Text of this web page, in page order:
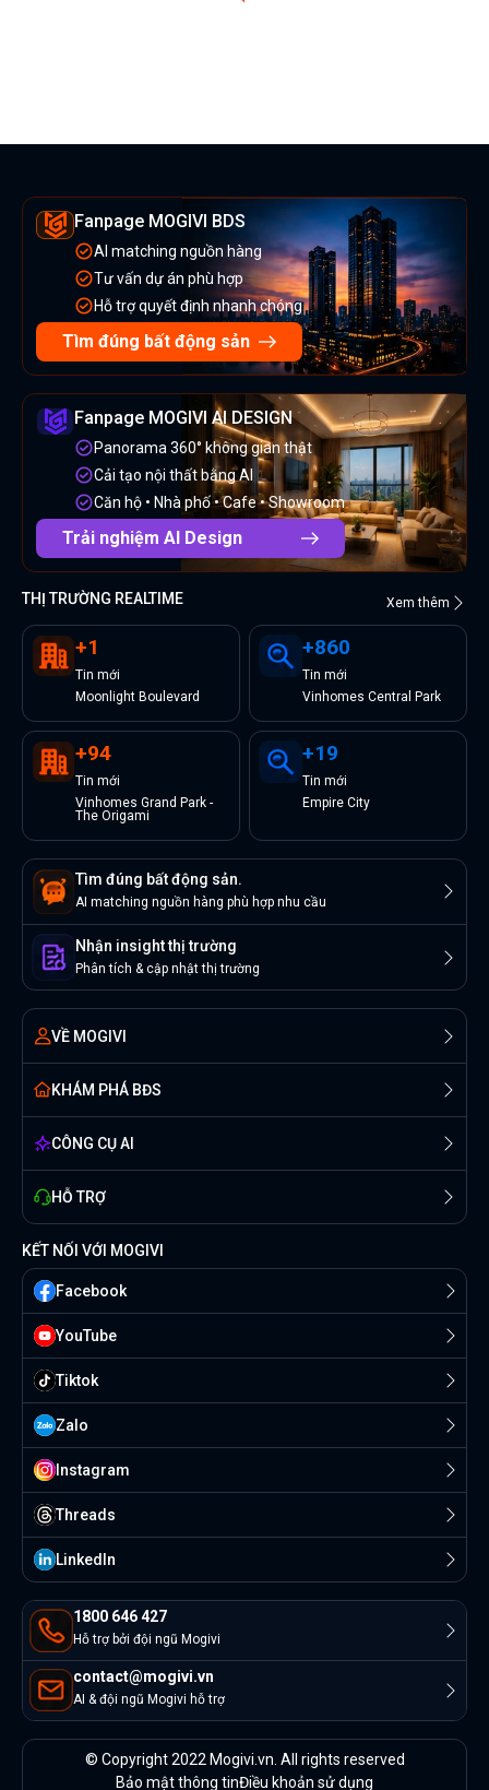
Fanpage MOGIVI BDS
AI matching nguồn hàng
Tư vấn dự án phù hợp
Hỗ trợ quyết định nhanh chóng
Tìm đúng bất động sản
Fanpage MOGIVI AI DESIGN
Panorama 360° không gian thật
Cải tạo nội thất bằng AI
Căn hộ • Nhà phố • Cafe • Showroom
Trải nghiệm AI Design
THỊ TRƯỜNG REALTIME Xem thêm
+1
Tin mới
Moonlight Boulevard
+860
Tin mới
Vinhomes Central Park
+94
Tin mới
Vinhomes Grand Park -
The Origami
+19
Tin mới
Empire City
Tìm đúng bất động sản.
AI matching nguồn hàng phù hợp nhu cầu
Nhận insight thị trường
Phân tích & cập nhật thị trường
VỀ MOGIVI
KHÁM PHÁ BĐS
CÔNG CỤ AI
HỖ TRỢ
1800 646 427
Hỗ trợ bởi đội ngũ Mogivi
contact@mogivi.vn
AI & đội ngũ Mogivi hỗ trợ
KẾT NỐI VỚI MOGIVI
Facebook
YouTube
Tiktok
Zalo
Instagram
Threads
Linkedln
© Copyright 2022 Mogivi.vn. All rights reserved
Bảo mật thông tinĐiều khoản sử dụng